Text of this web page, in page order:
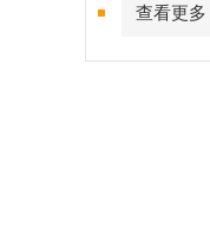
查看更多